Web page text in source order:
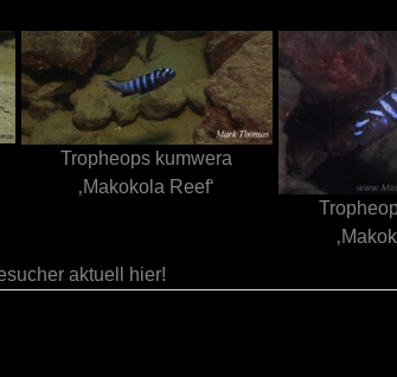
Tropheops kumwera
‚Makokola Reef‘
aktuell hier!